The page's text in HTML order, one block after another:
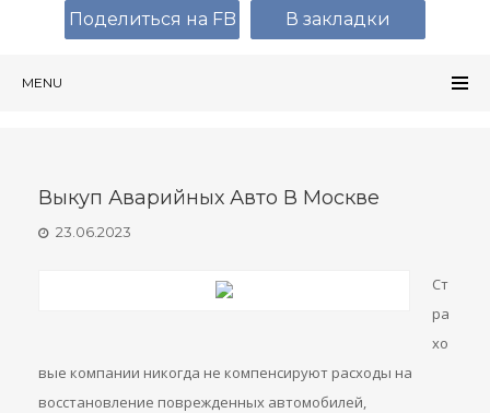
MENU
Выкуп Аварийных Авто В Москве
23.06.2023
Ст
ра
хо
вые компании никогда не компенсируют расходы на
восстановление поврежденных автомобилей,
Поделиться на FB В закладки